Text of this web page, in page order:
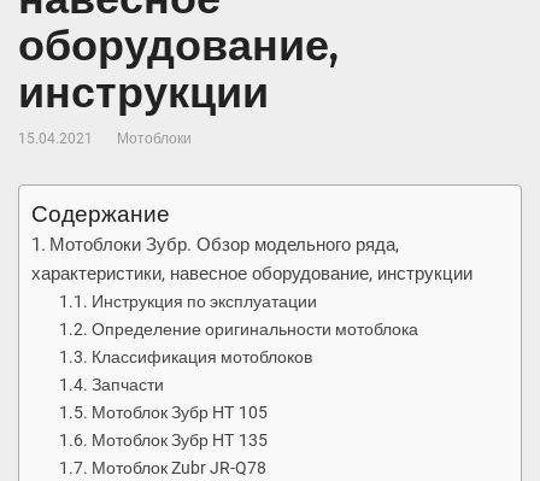
оборудование,
инструкции
15.04.2021 Мотоблоки
Содержание
Мотоблоки Зубр. Обзор модельного ряда,
характеристики, навесное оборудование, инструкции
Инструкция по эксплуатации
Определение оригинальности мотоблока
Классификация мотоблоков
Запчасти
Мотоблок Зубр НТ 105
Мотоблок Зубр НТ 135
Мотоблок Zubr JR-Q78